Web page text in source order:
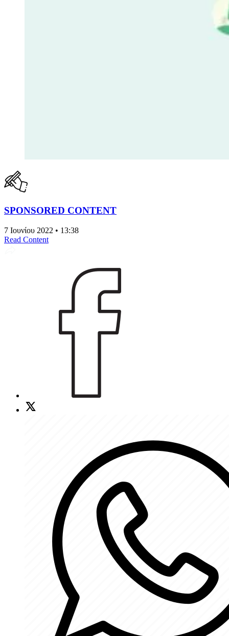
SPONSORED CONTENT
7 Ιουνίου 2022 • 13:38
Read Content